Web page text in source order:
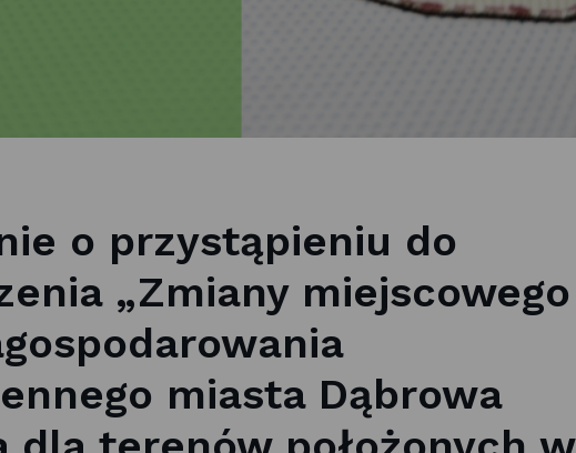
o przystąpieniu do
„Zmiany miejscowego
miasta Dąbrowa